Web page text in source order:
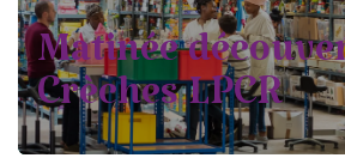
Matinée
Crèches LPCR